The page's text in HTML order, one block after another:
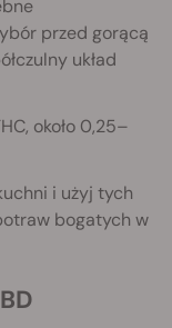
przed gorącą
układ
około 0,25–
i użyj tych
bogatych w